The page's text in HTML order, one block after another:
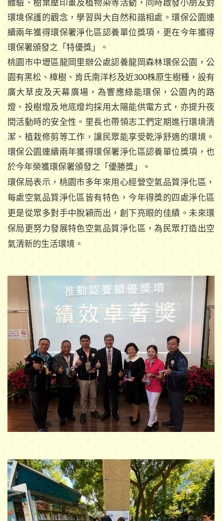
體驗、樹葉壓印畫及植物染等活動，同時啟發小朋友對
環境保護的觀念，學習與大自然和諧相處。環保公園連
續兩年獲得環保署淨化區認養單位獎項，更在今年獲得
環保署頒發之「特優獎」。
桃園市中壢區龍岡里辦公處認養龍岡森林環保公園，公
園有黑松、樟樹、肯氏南洋杉及近300株原生樹種，設有
廣大草皮及天幕廣場，為響應綠能環保，公園內的路
燈、投樹燈及地底燈均採用太陽能供電方式，亦提升夜
間活動時的安全性。里長也帶領志工們定期進行環境清
潔、植栽修剪等工作，讓民眾能享受乾淨舒適的環境。
環保公園連續兩年獲得環保署淨化區認養單位獎項，也
於今年榮獲環保署頒發之「優勝獎」。
環保局表示，桃園市多年來用心經營空氣品質淨化區，
每處空氣品質淨化區皆有特色，今年得獎的四處淨化區
更是從眾多對手中脫穎而出，創下亮眼的佳績。未來環
保局更努力發展特色空氣品質淨化區，為民眾打造出空
氣清新的生活環境。